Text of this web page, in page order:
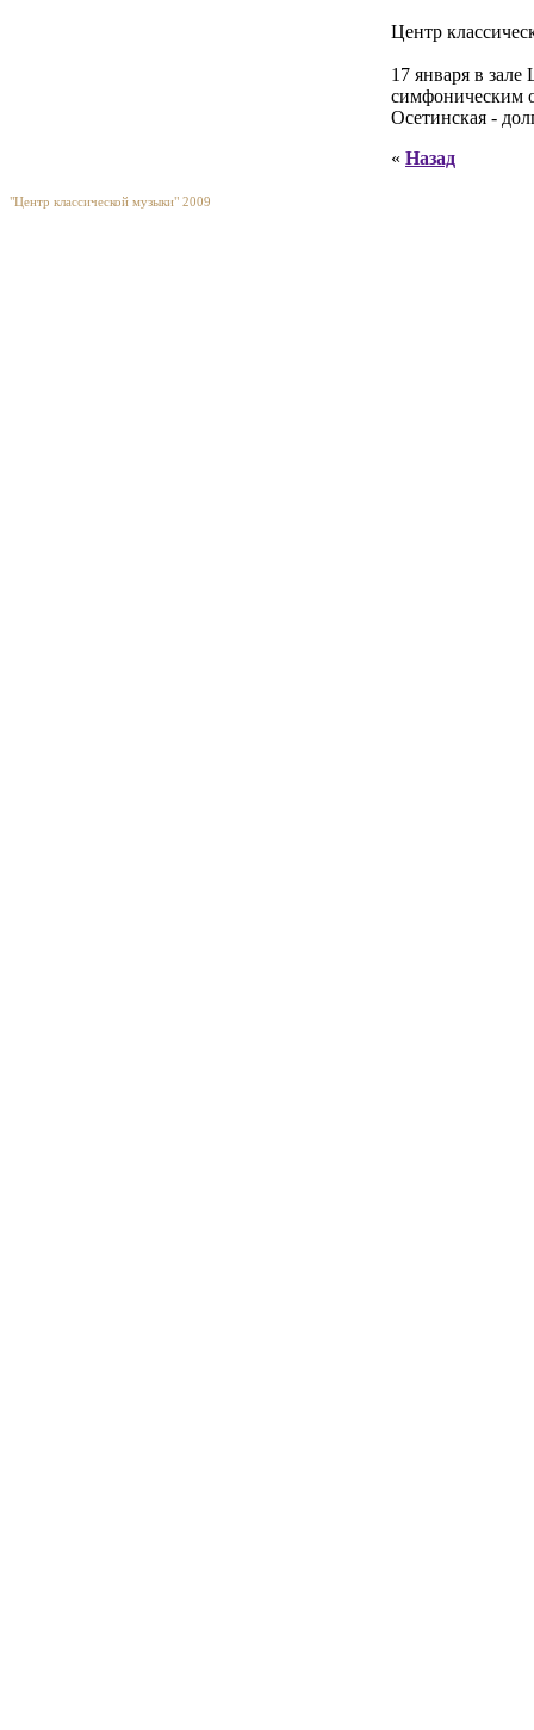
Центр
17 января в
симфоническим
Осетинская -
« Назад
"Центр классической музыки" 2009